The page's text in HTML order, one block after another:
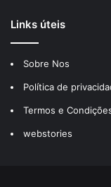
Calda de Ninho
Coloque todos os
até engrossar.
Links úteis
Sobre Nos
Política de
Termos e
webstories